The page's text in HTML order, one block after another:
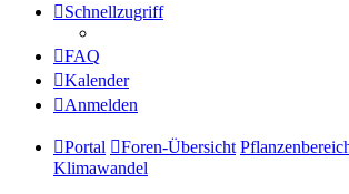
Schnellzugriff
FAQ
Kalender
Anmelden
Portal Foren-Übersicht
Klimawandel